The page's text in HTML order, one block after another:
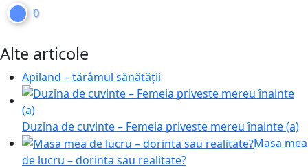
0
Alte articole
Apiland – tărâmul sănătății
Duzina de cuvinte – Femeia priveste mereu înainte (a)
Masa mea
de lucru – dorinta sau realitate?